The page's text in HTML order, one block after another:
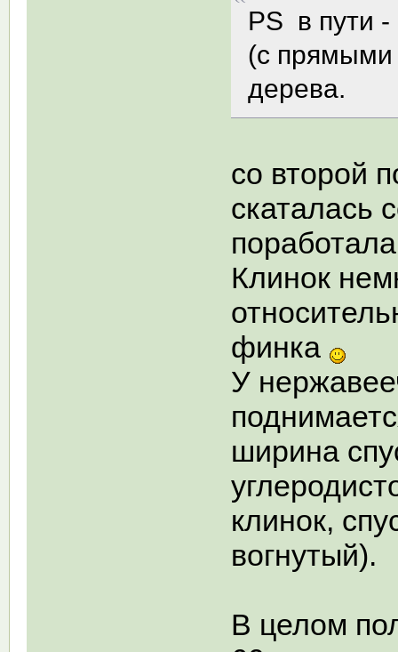
PS в пути -
(с прямыми
дерева.
со второй
скаталась
Клинок
финка
У
ширина
клинок,
вогнутый).
В целом